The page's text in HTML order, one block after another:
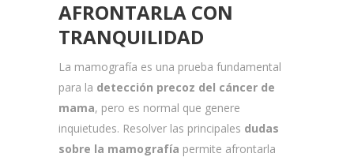
AFRONTARLA CON
TRANQUILIDAD
La mamografía es una prueba fundamental
para la detección precoz del cáncer de
mama, pero es normal que genere
inquietudes. Resolver las principales dudas
sobre la mamografía permite afrontarla